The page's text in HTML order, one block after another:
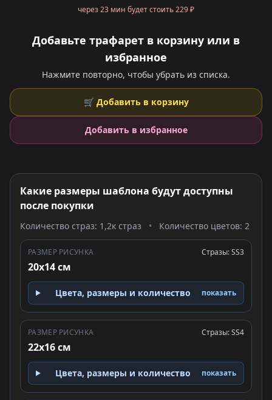
через 23 мин будет стоить 229 ₽
Добавьте трафарет в корзину или в
избранное
Нажмите повторно, чтобы убрать из списка.
🛒 Добавить в корзину
Добавить в избранное
Какие размеры шаблона будут доступны
после покупки
Количество страз: 1,2к страз • Количество цветов: 2
РАЗМЕР РИСУНКА
20x14 см
Стразы: SS3
Цвета, размеры и количество показать
РАЗМЕР РИСУНКА
22x16 см
Стразы: SS4
Цвета, размеры и количество показать